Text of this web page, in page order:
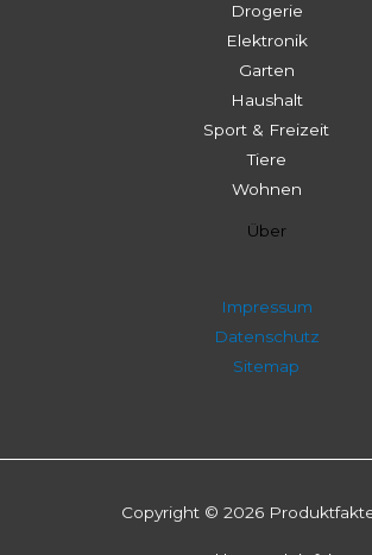
Drogerie
Elektronik
Garten
Haushalt
Sport & Freizeit
Tiere
Wohnen
Über
Impressum
Datenschutz
Sitemap
Copyright © 2026